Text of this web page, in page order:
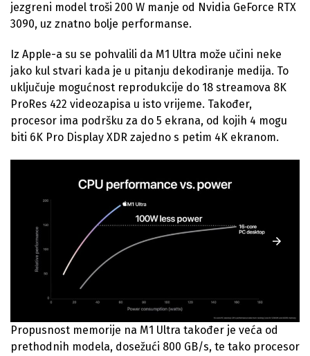
jezgreni model troši 200 W manje od Nvidia GeForce RTX
3090, uz znatno bolje performanse.
Iz Apple-a su se pohvalili da M1 Ultra može učini neke
jako kul stvari kada je u pitanju dekodiranje medija. To
uključuje mogućnost reprodukcije do 18 streamova 8K
ProRes 422 videozapisa u isto vrijeme. Također,
procesor ima podršku za do 5 ekrana, od kojih 4 mogu
biti 6K Pro Display XDR zajedno s petim 4K ekranom.
Propusnost memorije na M1 Ultra također je veća od
prethodnih modela, dosežući 800 GB/s, te tako procesor